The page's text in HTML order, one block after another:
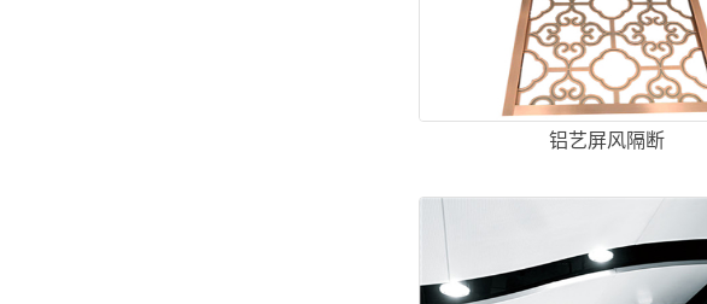
铝艺屏风隔断